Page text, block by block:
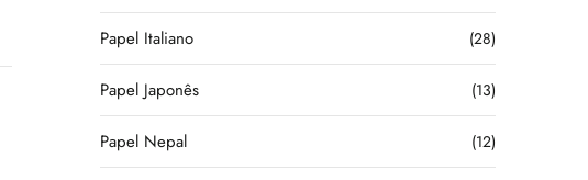
Papel Italiano (28)
Papel Japonês (13)
Papel Nepal (12)